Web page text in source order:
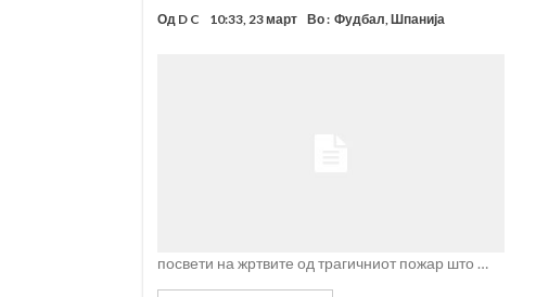
Од D C 10:33, 23 март Во : Фудбал Шпанија
посвети на жртвите од трагичниот пожар што …